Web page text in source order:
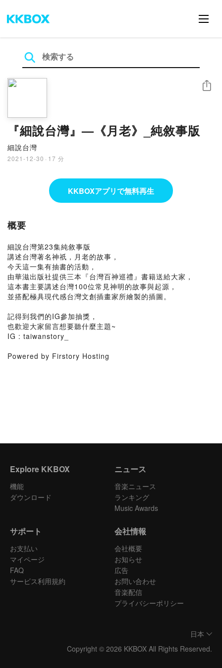
『細說台灣』—《月老》_純敘事版
細說台灣
2021-12-30 · 17 分
シェア
KKBOXアプリで無料再生
概要
細說台灣第23集純敘事版
講述台灣著名神祇，月老的故事，
今天這一集有抽書的活動，
由華滋出版社提供三本『台灣百神巡禮』書籍送給大家，
這本書主要講述台灣100位常見神明的故事與起源，
並搭配極具現代感台灣文創插畫家所繪製的插圖。
記得到我們的IG參加抽獎，
也歡迎大家留言想要聽什麼主題~
IG : taiwanstory_
Powered by Firstory Hosting
Explore KKBOX
機能
ダウンロード
ニュース
音楽ニュース
ランキング
Music Awards
サポート
お支払い
マイページ
FAQ
サービス利用規約
会社情報
会社概要
お知らせ
広告
お問い合わせ
音楽配信
プライバシーポリシー
日本
Copyright © 2026 KKBOX All Rights Reserved.